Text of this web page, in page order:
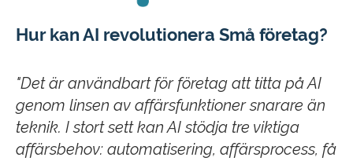
Hur kan AI revolutionera Små företag?
"Det är användbart för företag att titta på AI
genom linsen av affärsfunktioner snarare än
teknik. I stort sett kan AI stödja tre viktiga
affärsbehov: automatisering, affärsprocess, få